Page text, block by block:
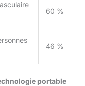
60 %
46 %
portable